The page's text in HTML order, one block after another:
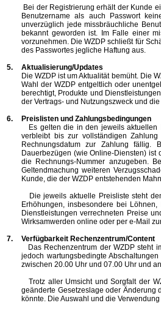
Bei der Registrierung erhält der Kunde
Benutzernameals auch Passwort
unverzüglich jede missbräuchliche
bekannt geworden ist. Im Falle einer
vorzunehmen. Die WZDP schließt für
des Passwortes jegliche Haftung aus.
5.
Aktualisierung/Updates
Die WZDP ist um Aktualität bemüht. Die
Wahl der WZDP entgeltlich oder
berechtigt, Produkte und
der Vertrags- und Nutzungszweck und
6.
Preislisten und Zahlungsbedingungen
Es gelten die in den jeweils aktuellen
verbleibt bis zur vollständigen
Rechnungsdatum zur Zahlung fällig.
Dauerbezügen (wie Online-Diensten)
die Rechnungs-Nummer anzugeben.
Geltendmachung weiteren
Kunde, die der WZDP entstehenden
Die jeweils aktuelle Preisliste steht dem
Erhöhungen, insbesondere bei
Dienstleistungen verrechneten Preise
Wirksamwerden online oder per e-Mail
7.
Verfügbarkeit Rechenzentrum/Content
Das Rechenzentrum der WZDP steht im
jedoch wartungsbedingte
zwischen 20.00 Uhr und 07.00 Uhr und
Trotz aller Umsicht und Sorgfalt der
geänderte Gesetzeslage oder Änderung
könnte. Die Auswahl und die